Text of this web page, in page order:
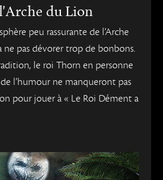
du Lion
peu rassurante de l’Arche
pas dévorer trop de bonbons.
le roi Thorn en personne
l’humour ne manqueront pas
pour jouer à « Le Roi Dément a